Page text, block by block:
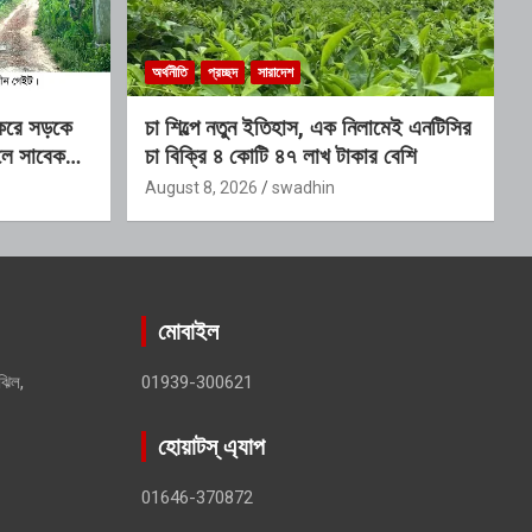
সড়কে
সাবেক
স্থাপনের
অর্থনীতি প্রচ্ছদ সারাদেশ
চা শিল্পে নতুন ইতিহাস, এক নিলামেই এনটিসির
চা বিক্রি ৪ কোটি ৪৭ লাখ টাকার বেশি
August 8, 2026 swadhin
মোবাইল
01939-300621
হোয়াটস্ এ্যাপ
01646-370872